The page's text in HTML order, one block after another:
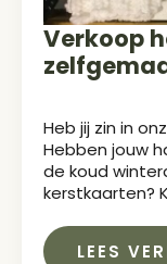
Verkoop
Heb jij zin in
Hebben jouw
de koud
kerstkaarten?
LEES